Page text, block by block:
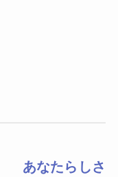
あなたらしさ